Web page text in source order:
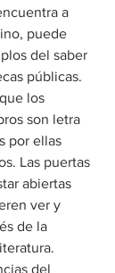
a
puede
del saber
públicas.
los
son letra
por ellas
Las puertas
abiertas
ver y
de la
del